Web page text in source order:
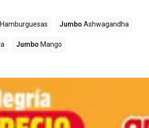
Hamburguesas Jumbo Ashwagandha
Jumbo Mango